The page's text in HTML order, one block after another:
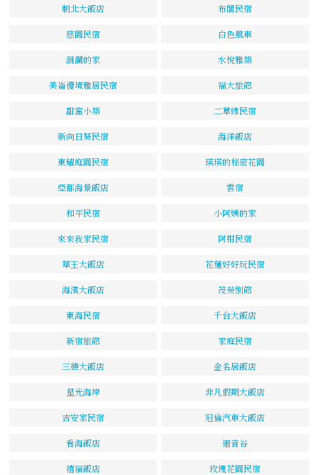
朝北大飯店 布閣民宿
慈園民宿 白色風車
洄瀾的家 水悅雅築
美崙優境雅居民宿 福大旅館
甜蜜小築 二草緣民宿
新向日葵民宿 海洋飯店
東耀庭園民宿 瑛瑛的秘密花園
亞都海景飯店 雲宿
和平民宿 小阿姨的家
來來我家民宿 阿柑民宿
華王大飯店 花蓮好好玩民宿
海濱大飯店 茂榮別館
東海民宿 千台大飯店
新宿旅館 家庭民宿
三德大飯店 金名居飯店
星光海岸 非凡假期大飯店
吉安家民宿 冠倫汽車大飯店
看海飯店 迴音谷
禧福飯店 玫瑰花園民宿